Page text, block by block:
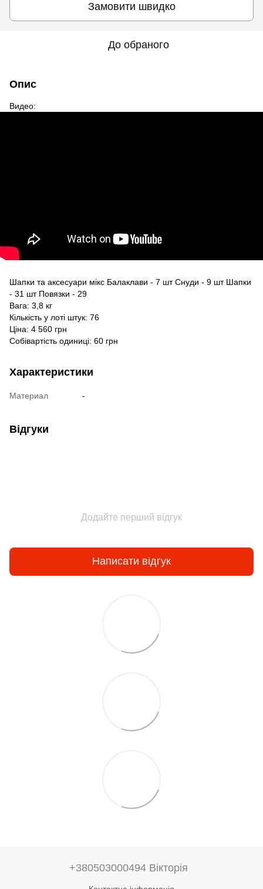
Замовити швидко
До обраного
Опис
Видео:
Шапки та аксесуари мікс Балаклави - 7 шт Снуди - 9 шт Шапки
- 31 шт Повязки - 29
Вага: 3,8 кг
Кількість у лоті штук: 76
Ціна: 4 560 грн
Собівартість одиниці: 60 грн
Характеристики
Материал -
Відгуки
Додайте перший відгук
Написати відгук
+380503000494 Вікторія